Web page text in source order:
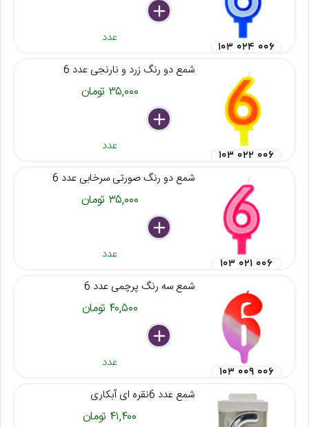
delete
remove
add
عدد
۱۰۳ ۰۲۴ ۰۰۶
شمع دو رنگ زرد و نارنجی عدد 6
۳۵,۰۰۰ تومان
delete
remove
add
عدد
۱۰۳ ۰۲۲ ۰۰۶
شمع دو رنگ صورتی سرخابی عدد 6
۳۵,۰۰۰ تومان
delete
remove
add
عدد
۱۰۳ ۰۲۱ ۰۰۶
شمع سه رنگ پرچمی عدد 6
۴۰,۵۰۰ تومان
delete
remove
add
عدد
۱۰۳ ۰۰۹ ۰۰۶
شمع عدد 6نقره ای آبکاری
۴۱,۴۰۰ تومان